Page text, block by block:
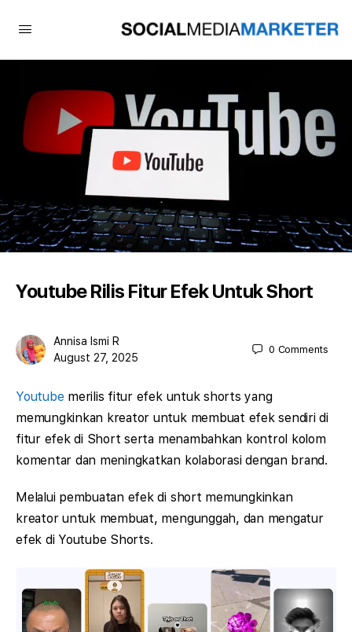
Youtube Rilis Fitur Efek Untuk Short
Annisa Ismi R
August 27, 2025
0 Comments
Youtube merilis fitur efek untuk shorts yang
memungkinkan kreator untuk membuat efek sendiri di
fitur efek di Short serta menambahkan kontrol kolom
komentar dan meningkatkan kolaborasi dengan brand.
Melalui pembuatan efek di short memungkinkan
kreator untuk membuat, mengunggah, dan mengatur
efek di Youtube Shorts.